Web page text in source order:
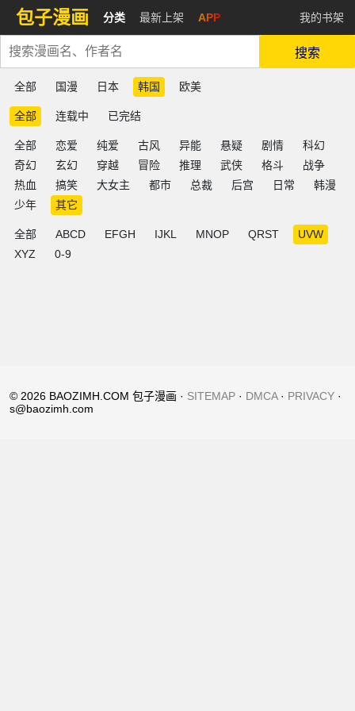
包子漫画 分类 最新上架 APP 我的书架
搜索
全部 国漫 日本 韩国 欧美
全部 连载中 已完结
全部 恋爱 纯爱 古风 异能 悬疑 剧情
科幻
奇幻
玄幻 穿越 冒险 推理 武侠 格斗
战争
热血
搞笑 大女主 都市 总裁 后宫 日常
韩漫
少年
其它
全部 ABCD EFGH IJKL MNOP QRST
UVW
XYZ
0-9
© 2026 BAOZIMH.COM 包子漫画 · SITEMAP · DMCA· PRIVACY ·
s@baozimh.com